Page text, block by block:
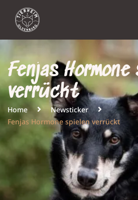
Fenjas Hormone
verrückt
Home
Newsticker
Fenjas Hormone spielen verrückt